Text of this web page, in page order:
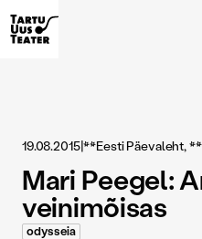
19.08.2015|**Eesti Päevaleht, **
Mari Peegel:
veinimõisas
odysseia